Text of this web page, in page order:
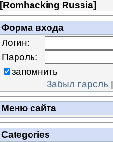
[Romhacking Russia]
Форма входа
Логин:
Пароль:
запомнить
Забыл пароль |
Меню сайта
Categories